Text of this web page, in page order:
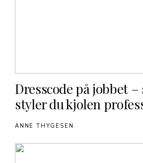
Dresscode på jobbet –
styler du kjolen
ANNE THYGESEN